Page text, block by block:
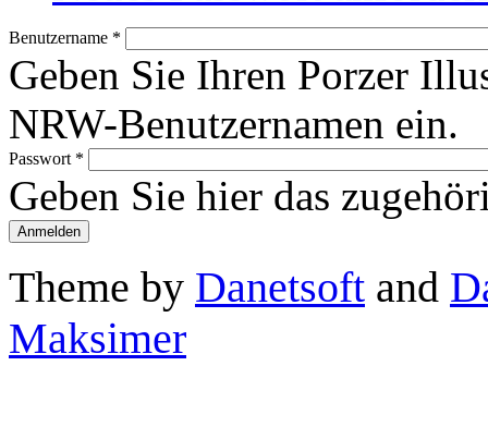
Benutzername *
Geben Sie Ihren Porzer
NRW-Benutzernamen ein.
Passwort *
Geben Sie hier das
Theme by Danetsoft and
Maksimer